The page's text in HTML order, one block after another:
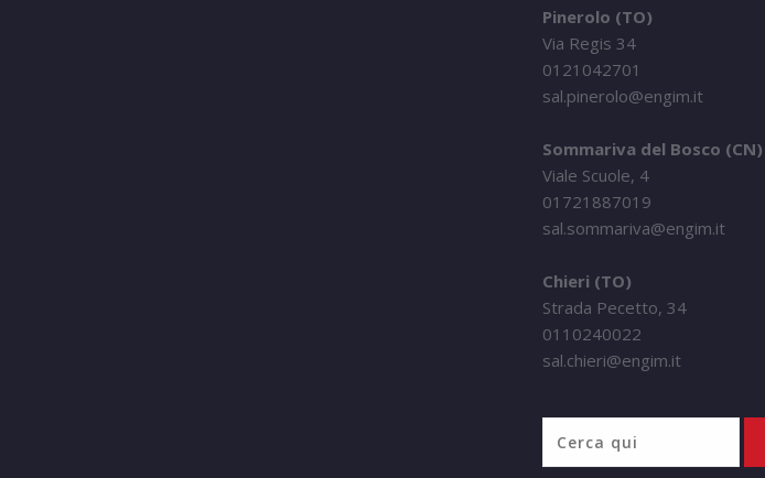
Pinerolo (TO)
Via Regis 34
0121042701
sal.pinerolo@engim.it
Sommariva del Bosco (CN)
Viale Scuole, 4
01721887019
sal.sommariva@engim.it
Chieri (TO)
Strada Pecetto, 34
0110240022
sal.chieri@engim.it